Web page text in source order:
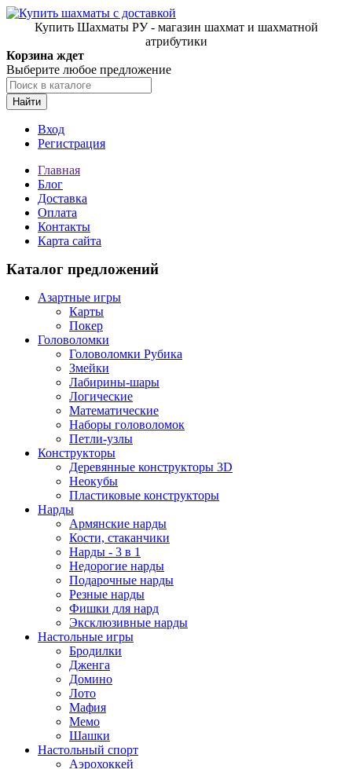
Купить Шахматы РУ - магазин шахмат и шахматной
атрибутики
Корзина ждет
Выберите любое предложение
Найти
Вход
Регистрация
Главная
Блог
Доставка
Оплата
Контакты
Карта сайта
Каталог предложений
Азартные игры
Карты
Покер
Головоломки
Головоломки Рубика
Змейки
Лабирины-шары
Логические
Математические
Наборы головоломок
Петли-узлы
Конструкторы
Деревянные конструкторы 3D
Неокубы
Пластиковые конструкторы
Нарды
Армянские нарды
Кости, стаканчики
Нарды - 3 в 1
Недорогие нарды
Подарочные нарды
Резные нарды
Фишки для нард
Эксклюзивные нарды
Настольные игры
Бродилки
Дженга
Домино
Лото
Мафия
Мемо
Шашки
Настольный спорт
Аэрохоккей